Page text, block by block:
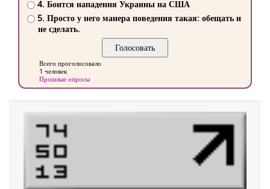
4. Боится нападения Украины на США
5. Просто у него манера поведения такая: обещать и
не сделать.
Всего проголосовало
1 человек
Прошлые опросы